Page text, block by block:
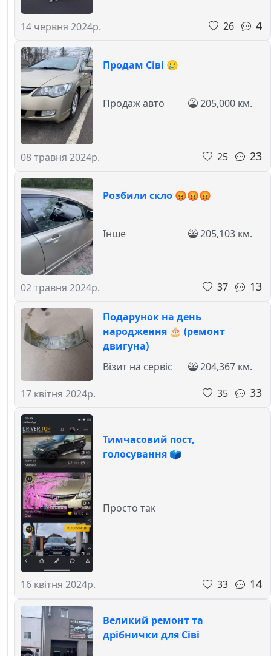
14 червня 2024р. 26 4
Продам Сіві 🥲
08 травня 2024р.
Продаж авто 205,000 км.
25 23
Розбили скло 😡😡😡
02 травня 2024р.
Інше 205,103 км.
37 13
Подарунок на день
народження 🎂 (ремонт
двигуна)
17 квітня 2024р.
Візит на сервіс
204,367 км.
35
33
Тимчасовий пост,
голосування 🗳️
16 квітня 2024р.
Просто так
33 14
Великий ремонт та
дрібнички для Сіві